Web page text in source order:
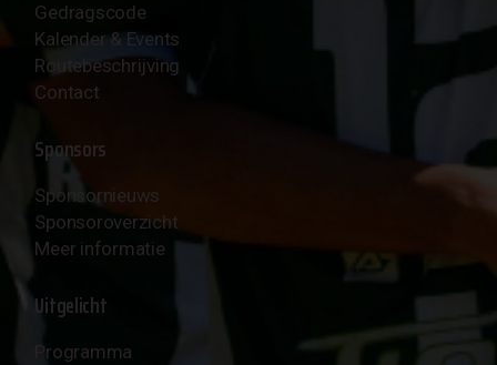
Gedragscode
Kalender & Events
Routebeschrijving
Contact
Sponsors
Sponsornieuws
Sponsoroverzicht
Meer informatie
Uitgelicht
Programma